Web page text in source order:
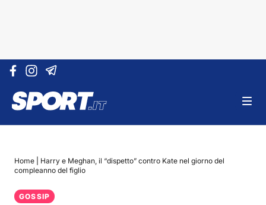
Vai al contenuto
Home
Harry e Meghan, il “dispetto” contro Kate nel giorno del
compleanno del figlio
GOSSIP